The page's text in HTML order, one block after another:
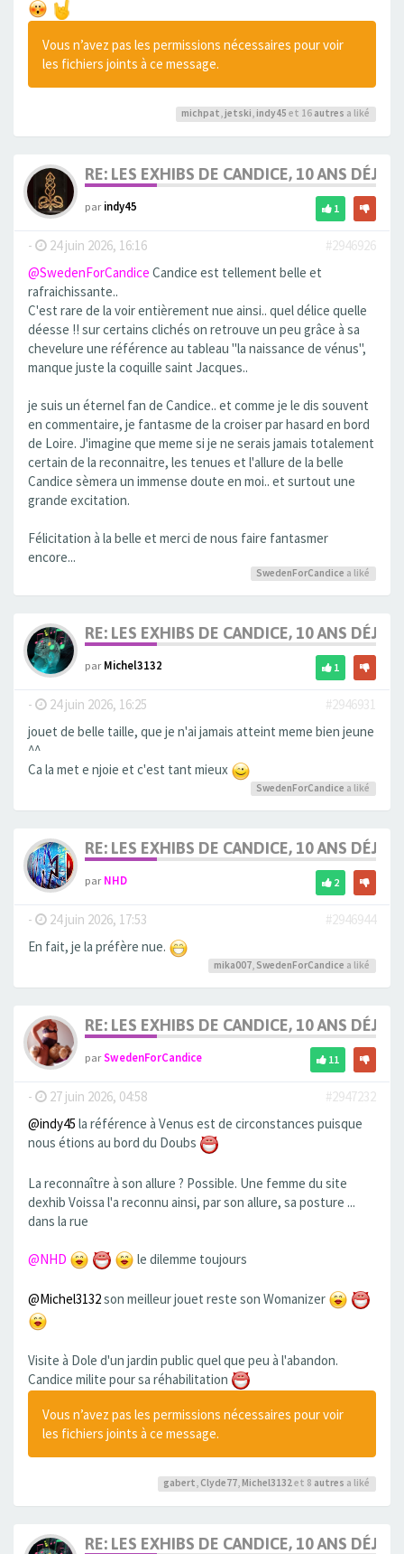
Vous n’avez pas les permissions nécessaires pour voir
les fichiers joints à ce message.
michpat, jetski, indy45 et 16 autres a liké
RE: LES EXHIBS DE CANDICE, 10 ANS DÉJÀ,
parindy45 1
- 24 juin 2026, 16:16
#2946926
@SwedenForCandice Candice est tellement belle et
rafraichissante..
C'est rare de la voir entièrement nue ainsi.. quel délice quelle
déesse !! sur certains clichés on retrouve un peu grâce à sa
chevelure une référence au tableau "la naissance de vénus",
manque juste la coquille saint Jacques..
je suis un éternel fan de Candice.. et comme je le dis souvent
en commentaire, je fantasme de la croiser par hasard en bord
de Loire. J'imagine que meme si je ne serais jamais totalement
certain de la reconnaitre, les tenues et l'allure de la belle
Candice sèmera un immense doute en moi.. et surtout une
grande excitation.
Félicitation à la belle et merci de nous faire fantasmer
encore...
SwedenForCandice a liké
RE: LES EXHIBS DE CANDICE, 10 ANS DÉJÀ,
parMichel3132 1
- 24 juin 2026, 16:25
#2946931
jouet de belle taille, que je n'ai jamais atteint meme bien jeune
^^
Ca la met e njoie et c'est tant mieux
SwedenForCandice a liké
RE: LES EXHIBS DE CANDICE, 10 ANS DÉJÀ,
parNHD 2
- 24 juin 2026, 17:53
#2946944
En fait, je la préfère nue.
mika007 SwedenForCandice a liké
RE: LES EXHIBS DE CANDICE, 10 ANS DÉJÀ,
parSwedenForCandice 11
- 27 juin 2026, 04:58
#2947232
@indy45 la référence à Venus est de circonstances puisque
nous étions au bord du Doubs
La reconnaître à son allure ? Possible. Une femme du site
dexhib Voissa l'a reconnu ainsi, par son allure, sa posture ...
dans la rue
@NHD le dilemme toujours
@Michel3132son meilleur jouet reste son Womanizer
Visite à Dole d'un jardin public quel que peu à l'abandon.
Candice milite pour sa réhabilitation
Vous n’avez pas les permissions nécessaires pour voir
les fichiers joints à ce message.
gabert, Clyde77, Michel3132et 8 autres a liké
RE: LES EXHIBS DE CANDICE, 10 ANS DÉJÀ,